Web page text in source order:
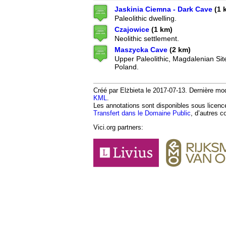
Jaskinia Ciemna - Dark Cave (1
Paleolithic dwelling.
Czajowice (1 km)
Neolithic settlement.
Maszycka Cave (2 km)
Upper Paleolithic, Magdalenian
Poland.
Créé par Elżbieta le 2017-07-13. Dernière
KML
Les annotations sont disponibles sous
Transfert dans le Domaine Public , d’autres
Vici.org partners: